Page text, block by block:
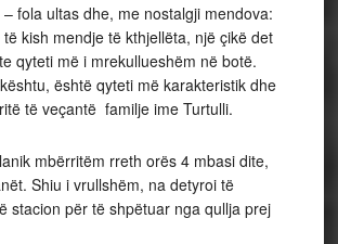
ultas dhe, me nostalgji mendova:
kish mendje të kthjellëta, një çikë det
qyteti më i mrekullueshëm në botë.
është qyteti më karakteristik dhe
të veçantë familje ime Turtulli.
rreth orës 4 mbasi dite,
Shiu i vrullshëm, na detyroi të
stacion për të shpëtuar nga qullja prej